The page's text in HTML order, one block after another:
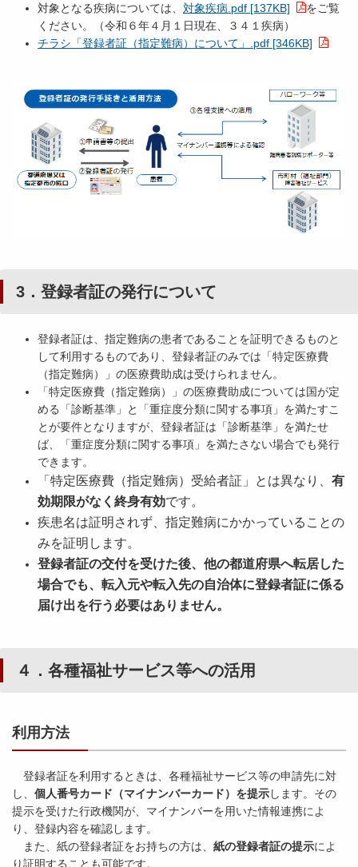
対象となる疾病については、 対象疾病.pdf [137KB]
をご覧
ください。（令和６年４月１日現在、３４１疾病）
チラシ「登録者証（指定難病）について」.pdf [346KB]
3．登録者証の発行について
登録者証は、指定難病の患者であることを証明できるものと
して利用するものであり、登録者証のみでは「特定医療費
（指定難病）」の医療費助成は受けられません。
「特定医療費（指定難病）」の医療費助成については国が定
める「診断基準」と「重症度分類に関する事項」を満たすこ
とが要件となりますが、登録者証は「診断基準」を満たせ
ば、「重症度分類に関する事項」を満たさない場合でも発行
できます。
「特定医療費（指定難病）受給者証」とは異なり、 有
効期限がなく終身有効です。
疾患名は証明されず、指定難病にかかっていることの
みを証明します。
登録者証の交付を受けた後、他の都道府県へ転居した
場合でも、転入元や転入先の自治体に登録者証に係る
届け出を行う必要はありません。
４．各種福祉サービス等への活用
利用方法
登録者証を利用するときは、各種福祉サービス等の申請先に対
し、 個人番号カード（マイナンバーカード）を提示します。その
提示を受けた行政機関が、マイナンバーを用いた情報連携によ
り、登録内容を確認します。
また、紙の登録者証をお持ちの方は、 紙の登録者証の提示によ
り証明することも可能です。